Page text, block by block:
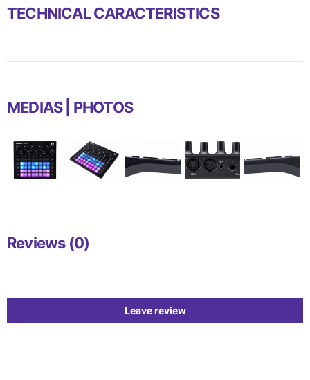
TECHNICAL CARACTERISTICS
MEDIAS | PHOTOS
Reviews (0)
Leave review